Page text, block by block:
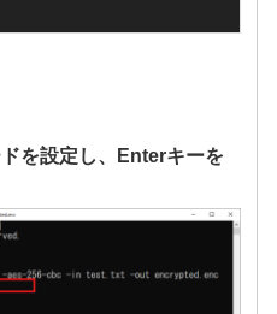
を設定し、Enterキーを